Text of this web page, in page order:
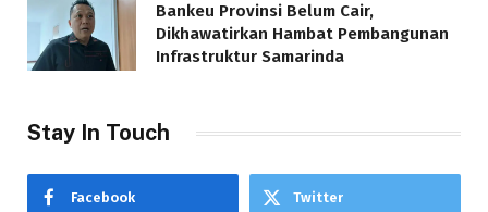
Bankeu Provinsi Belum Cair,
Dikhawatirkan Hambat Pembangunan
Infrastruktur Samarinda
Stay In Touch
Facebook Twitter